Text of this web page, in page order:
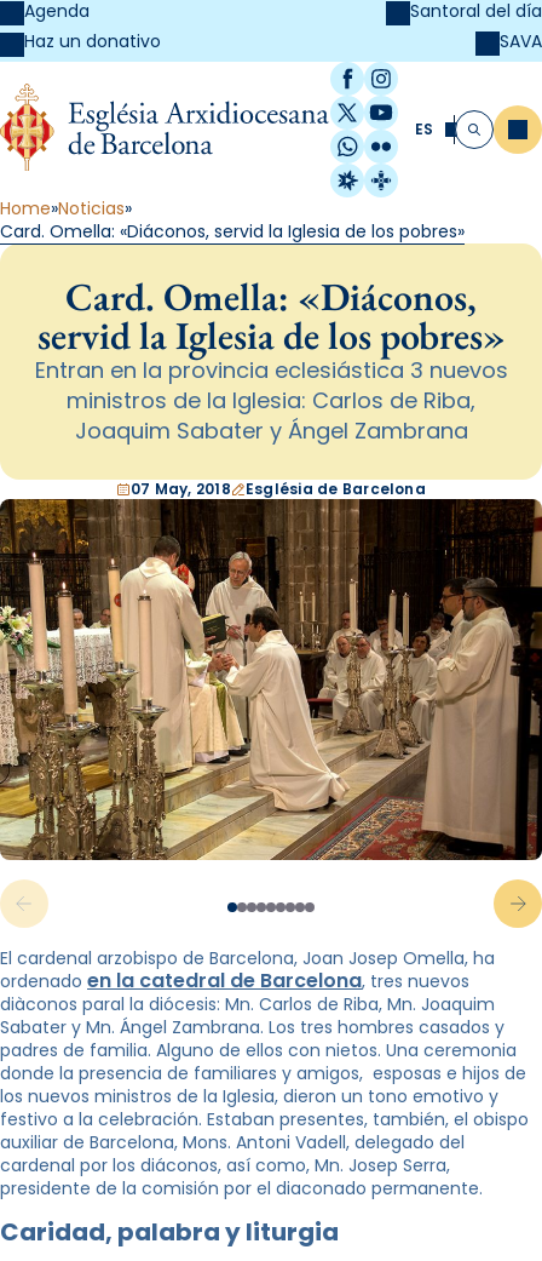
Agenda
Haz un donativo
Santoral del día
SAVA
Facebook
Instagram
X / Twitter
YouTube
WhatsApp
Flickr
Radio Estel
Catalunya
ES Buscar
Home Noticias
Card. Omella: «Diáconos, servid la Iglesia de los pobres»
Card. Omella: «Diáconos,
servid la Iglesia de los pobres»
Entran en la provincia eclesiástica 3 nuevos
ministros de la Iglesia: Carlos de Riba,
Joaquim Sabater y Ángel Zambrana
07 May, 2018 Església de Barcelona
El cardenal arzobispo de Barcelona, ​​Joan Josep Omella, ha
ordenado en la catedral de Barcelona, tres nuevos
diàconos paral la diócesis: Mn. Carlos de Riba, Mn. Joaquim
Sabater y Mn. Ángel Zambrana. Los tres hombres casados ​​y
padres de familia. Alguno de ellos con nietos. Una ceremonia
donde la presencia de familiares y amigos, esposas e hijos de
los nuevos ministros de la Iglesia, dieron un tono emotivo y
festivo a la celebración. Estaban presentes, también, el obispo
auxiliar de Barcelona, Mons. ​​Antoni Vadell, delegado del
cardenal por los diáconos, así como, Mn. Josep Serra,
presidente de la comisión por el diaconado permanente.
Caridad, palabra y liturgia